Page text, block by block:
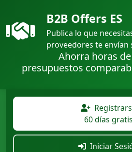
B2B Offers ES
Publica lo que
proveedores te envían
Ahorra horas
presupuestos
60 días gratis
Iniciar